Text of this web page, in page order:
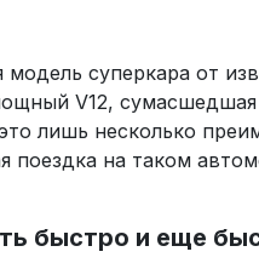
модель суперкара от
V12,
лишь несколько
поездка на таком
быстро и еще